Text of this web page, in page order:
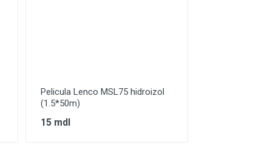
Pelicula Lenco MSL75 hidroizol
(1.5*50m)
15 mdl